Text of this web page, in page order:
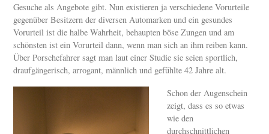
Gesuche als Angebote gibt. Nun existieren ja verschiedene Vorurteile
gegenüber Besitzern der diversen Automarken und ein gesundes
Vorurteil ist die halbe Wahrheit, behaupten böse Zungen und am
schönsten ist ein Vorurteil dann, wenn man sich an ihm reiben kann.
Über Porschefahrer sagt man laut einer Studie sie seien sportlich,
draufgängerisch, arrogant, männlich und gefühlte 42 Jahre alt.
Schon der Augenschein
zeigt, dass es so etwas
wie den
durchschnittlichen